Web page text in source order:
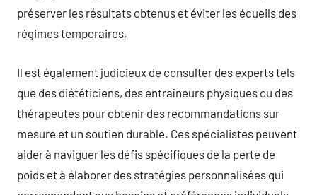
préserver les résultats obtenus et éviter les écueils des
régimes temporaires.
Il est également judicieux de consulter des experts tels
que des diététiciens, des entraîneurs physiques ou des
thérapeutes pour obtenir des recommandations sur
mesure et un soutien durable. Ces spécialistes peuvent
aider à naviguer les défis spécifiques de la perte de
poids et à élaborer des stratégies personnalisées qui